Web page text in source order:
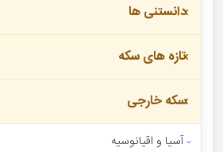
دانستنی ها
تازه های سکه
سکه خارجی
آسیا و اقیانوسیه